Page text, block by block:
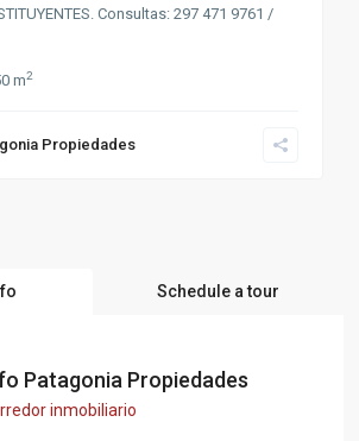
Consultas: 297 471 9761 /
m2
Propiedades
Schedule a tour
Patagonia Propiedades
inmobiliario